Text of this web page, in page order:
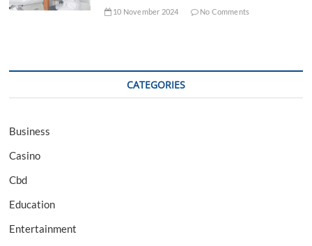
10 November 2024 No Comments
CATEGORIES
Business
Casino
Cbd
Education
Entertainment